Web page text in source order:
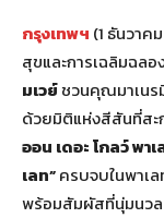
กรุงเทพฯ (1 ธันวา
สุขและการเฉลิมฉล
มเวย์ชวนคุณมาเนร
ด้วยมิติแห่งสีสันที่ส
ออน เดอะ โกลว์ พาเ
เลท”ครบจบในพาเ
พร้อมสัมผัสที่นุ่มนวล